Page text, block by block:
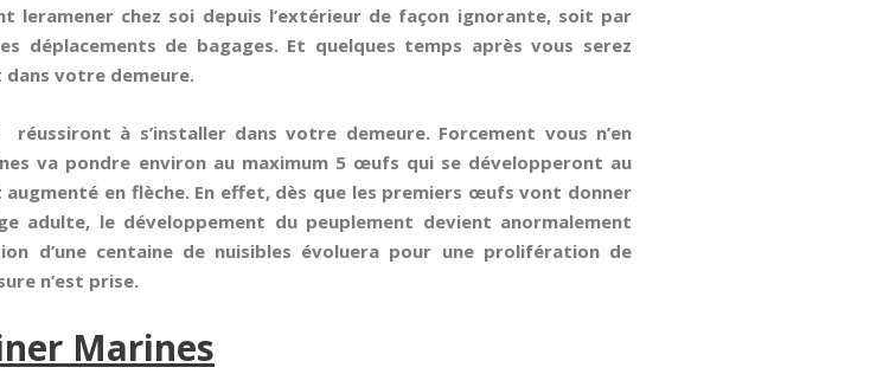
leramener chez soi depuis l’extérieur de façon ignorante, soit par
déplacements de bagages. Et quelques temps après vous serez
dans votre demeure.
à s’installer dans votre demeure. Forcement vous n’en
va pondre environ au maximum 5 œufs qui se développeront au
en flèche. En effet, dès que les premiers œufs vont donner
adulte, le développement du peuplement devient anormalement
d’une centaine de nuisibles évoluera pour une prolifération de
n’est prise.
Marines